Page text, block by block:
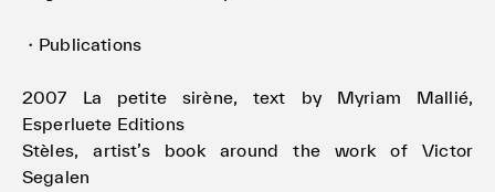
・Publications
2007 La petite sirène, text by Myriam Mallié,
Esperluete Editions
Stèles, artist’s book around the work of Victor
Segalen